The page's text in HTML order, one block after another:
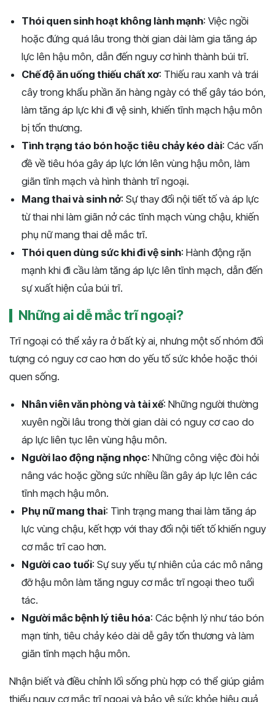
Thói quen sinh hoạt không lành mạnh: Việc ngồi
hoặc đứng quá lâu trong thời gian dài làm gia tăng áp
lực lên hậu môn, dẫn đến nguy cơ hình thành búi trĩ.
Chế độ ăn uống thiếu chất xơ: Thiếu rau xanh và trái
cây trong khẩu phần ăn hàng ngày có thể gây táo bón,
làm tăng áp lực khi đi vệ sinh, khiến tĩnh mạch hậu môn
bị tổn thương.
Tình trạng táo bón hoặc tiêu chảy kéo dài: Các vấn
đề về tiêu hóa gây áp lực lớn lên vùng hậu môn, làm
giãn tĩnh mạch và hình thành trĩ ngoại.
Mang thai và sinh nở: Sự thay đổi nội tiết tố và áp lực
từ thai nhi làm giãn nở các tĩnh mạch vùng chậu, khiến
phụ nữ mang thai dễ mắc trĩ.
Thói quen dùng sức khi đi vệ sinh: Hành động rặn
mạnh khi đi cầu làm tăng áp lực lên tĩnh mạch, dẫn đến
sự xuất hiện của búi trĩ.
Những ai dễ mắc trĩ ngoại?
Trĩ ngoại có thể xảy ra ở bất kỳ ai, nhưng một số nhóm đối
tượng có nguy cơ cao hơn do yếu tố sức khỏe hoặc thói
quen sống.
Nhân viên văn phòng và tài xế: Những người thường
xuyên ngồi lâu trong thời gian dài có nguy cơ cao do
áp lực liên tục lên vùng hậu môn.
Người lao động nặng nhọc: Những công việc đòi hỏi
nâng vác hoặc gồng sức nhiều lần gây áp lực lên các
tĩnh mạch hậu môn.
Phụ nữ mang thai: Tình trạng mang thai làm tăng áp
lực vùng chậu, kết hợp với thay đổi nội tiết tố khiến nguy
cơ mắc trĩ cao hơn.
Người cao tuổi: Sự suy yếu tự nhiên của các mô nâng
đỡ hậu môn làm tăng nguy cơ mắc trĩ ngoại theo tuổi
tác.
Người mắc bệnh lý tiêu hóa: Các bệnh lý như táo bón
mạn tính, tiêu chảy kéo dài dễ gây tổn thương và làm
giãn tĩnh mạch hậu môn.
Nhận biết và điều chỉnh lối sống phù hợp có thể giúp giảm
thiểu nguy cơ mắc trĩ ngoại và bảo vệ sức khỏe hiệu quả